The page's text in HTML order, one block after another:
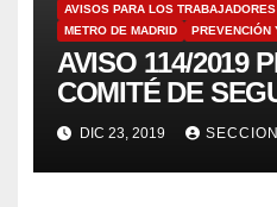
AVISOS PARA LOS
METRO DE MADRID
PREVENCIÓN
AVISO 114/2019
COMITÉ DE
SALUD 19/12/19
DIC 23, 2019